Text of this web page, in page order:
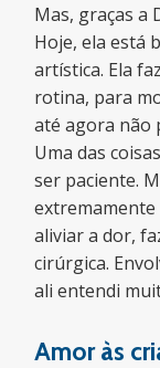
Mas, graças a
Hoje, ela está
artística. Ela
rotina, para
até agora não
Uma das
ser paciente.
extremamente
aliviar a dor,
cirúrgica.
ali entendi
Amor às